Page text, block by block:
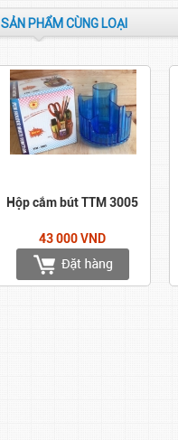
SẢN PHẨM CÙNG LOẠI
Hộp cắm bút TTM 3005
43 000 VND